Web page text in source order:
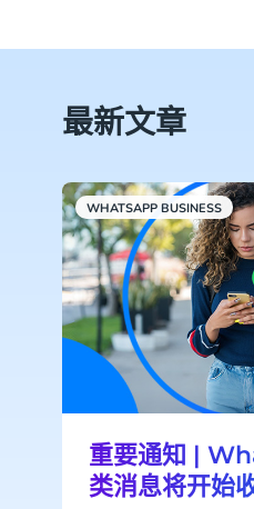
最新文章
WHATSAPP BUSINESS
重要通知 |
类消息将开始